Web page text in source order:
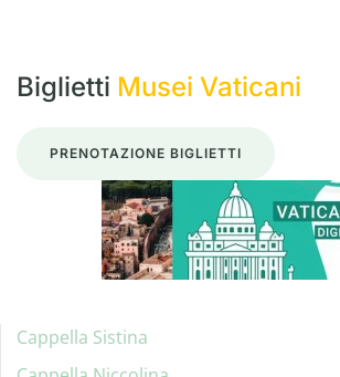
Biglietti Musei Vaticani
PRENOTAZIONE BIGLIETTI
Cappella Sistina